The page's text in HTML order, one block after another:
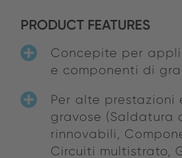
PRODUCT FEATURES
Concepite per
e componenti di
Per alte prestazioni
gravose (Saldatura
rinnovabili,
Circuiti multistrato,